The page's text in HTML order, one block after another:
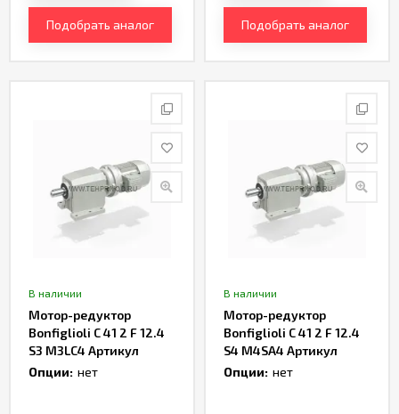
Подобрать аналог Подобрать аналог
В наличии
Мотор-редуктор
Bonfiglioli C 41 2 F 12.4
S3 M3LC4 Артикул
TH166734
Опции: нет
В наличии
Мотор-редуктор
Bonfiglioli C 41 2 F 12.4
S4 M4SA4 Артикул
TH168066
Опции: нет